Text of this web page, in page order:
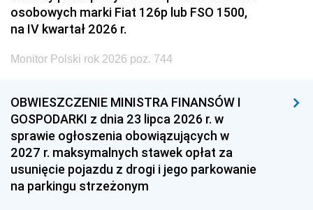
osobowych marki Fiat 126p lub FSO 1500,
na IV kwartał 2026 r.
Monitor Polski rok 2026 poz. 744
OBWIESZCZENIE MINISTRA FINANSÓW I
GOSPODARKI z dnia 23 lipca 2026 r. w
sprawie ogłoszenia obowiązujących w
2027 r. maksymalnych stawek opłat za
usunięcie pojazdu z drogi i jego parkowanie
na parkingu strzeżonym